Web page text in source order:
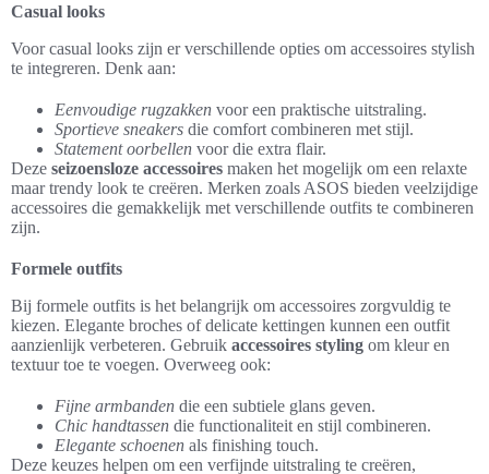
Casual looks
Voor casual looks zijn er verschillende opties om accessoires stylish
te integreren. Denk aan:
Eenvoudige rugzakken voor een praktische uitstraling.
Sportieve sneakers die comfort combineren met stijl.
Statement oorbellen voor die extra flair.
Deze seizoensloze accessoires maken het mogelijk om een relaxte
maar trendy look te creëren. Merken zoals ASOS bieden veelzijdige
accessoires die gemakkelijk met verschillende outfits te combineren
zijn.
Formele outfits
Bij formele outfits is het belangrijk om accessoires zorgvuldig te
kiezen. Elegante broches of delicate kettingen kunnen een outfit
aanzienlijk verbeteren. Gebruik accessoires styling om kleur en
textuur toe te voegen. Overweeg ook:
Fijne armbanden die een subtiele glans geven.
Chic handtassen die functionaliteit en stijl combineren.
Elegante schoenen als finishing touch.
Deze keuzes helpen om een verfijnde uitstraling te creëren,